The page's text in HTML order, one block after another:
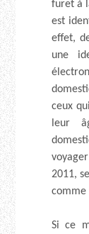
furet à
est
effet,
une
ceux
leur
2011,
comme
Si ce